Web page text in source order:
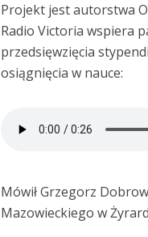
Projekt jest autorstwa
Radio Victoria wspiera
przedsięwzięcia
osiągnięcia w nauce:
Mówił Grzegorz
Mazowieckiego w